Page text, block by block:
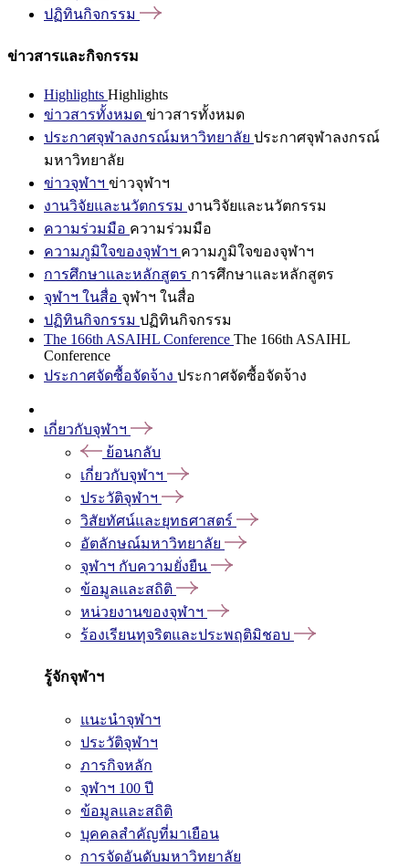
ปฏิทินกิจกรรม
ข่าวสารและกิจกรรม
Highlights Highlights
ข่าวสารทั้งหมด ข่าวสารทั้งหมด
ประกาศจุฬาลงกรณ์มหาวิทยาลัย ประกาศจุฬาลงกรณ์
มหาวิทยาลัย
ข่าวจุฬาฯ ข่าวจุฬาฯ
งานวิจัยและนวัตกรรม งานวิจัยและนวัตกรรม
ความร่วมมือ ความร่วมมือ
ความภูมิใจของจุฬาฯ ความภูมิใจของจุฬาฯ
การศึกษาและหลักสูตร การศึกษาและหลักสูตร
จุฬาฯ ในสื่อ จุฬาฯ ในสื่อ
ปฏิทินกิจกรรม ปฏิทินกิจกรรม
The 166th ASAIHL Conference The 166th ASAIHL
Conference
ประกาศจัดซื้อจัดจ้าง ประกาศจัดซื้อจัดจ้าง
เกี่ยวกับจุฬาฯ
ย้อนกลับ
เกี่ยวกับจุฬาฯ
ประวัติจุฬาฯ
วิสัยทัศน์และยุทธศาสตร์
อัตลักษณ์มหาวิทยาลัย
จุฬาฯ กับความยั่งยืน
ข้อมูลและสถิติ
หน่วยงานของจุฬาฯ
ร้องเรียนทุจริตและประพฤติมิชอบ
รู้จักจุฬาฯ
แนะนำจุฬาฯ
ประวัติจุฬาฯ
ภารกิจหลัก
จุฬาฯ 100 ปี
ข้อมูลและสถิติ
บุคคลสำคัญที่มาเยือน
การจัดอันดับมหาวิทยาลัย